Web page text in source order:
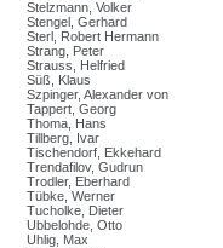
Stelzmann, Volker
Stengel, Gerhard
Sterl, Robert Hermann
Strang, Peter
Strauss, Helfried
Süß, Klaus
Szpinger, Alexander von
Tappert, Georg
Thoma, Hans
Tillberg, Ivar
Tischendorf, Ekkehard
Trendafilov, Gudrun
Trodler, Eberhard
Tübke, Werner
Tucholke, Dieter
Ubbelohde, Otto
Uhlig, Max